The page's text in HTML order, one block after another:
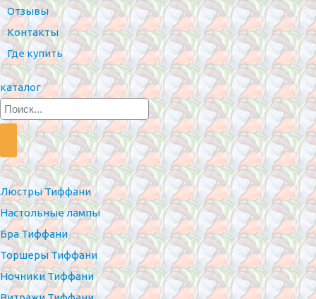
Отзывы
Контакты
Где купить
каталог
Люстры Тиффани
Настольные лампы
Бра Тиффани
Торшеры Тиффани
Ночники Тиффани